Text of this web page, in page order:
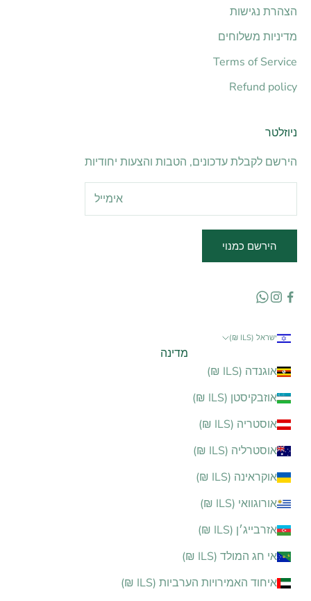
הצהרת נגישות
מדיניות משלוחים
Terms of Service
Refund policy
ניוזלטר
הירשם לקבלת עדכונים, הטבות והצעות יחודיות
הירשם כמנוי
ישראל (ILS ₪)
מדינה
אוגנדה (ILS ₪)
אוזבקיסטן (ILS ₪)
אוסטריה (ILS ₪)
אוסטרליה (ILS ₪)
אוקראינה (ILS ₪)
אורוגוואי (ILS ₪)
אזרבייג׳ן (ILS ₪)
אי חג המולד (ILS ₪)
איחוד האמירויות הערביות (ILS ₪)